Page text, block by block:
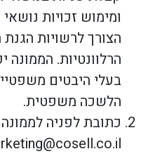
ומימוש זכויות
הצורך לרשויות
הרלוונטיות.
בעלי היבטים
הלשכה משפטית.
כתובת לפניה